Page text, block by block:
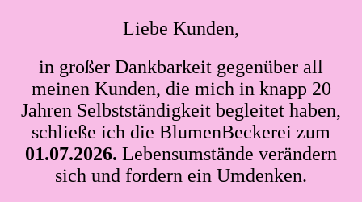
Liebe Kunden,
in großer Dankbarkeit gegenüber all
meinen Kunden, die mich in knapp 20
Jahren Selbstständigkeit begleitet haben,
schließe ich die BlumenBeckerei zum
01.07.2026. Lebensumstände verändern
sich und fordern ein Umdenken.